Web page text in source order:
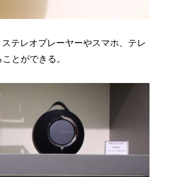
テレオプレーヤーやスマホ、テレ
とができる。